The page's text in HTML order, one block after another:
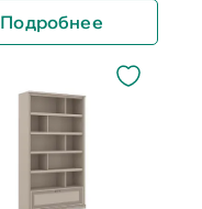
Подробнее